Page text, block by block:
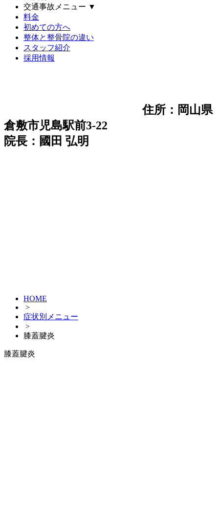
交通事故メニュー ▼
料金
初めての方へ
整体と整骨院の違い
スタッフ紹介
採用情報
住所：岡山県
倉敷市児島駅前3-22
院長：國田 弘明
HOME
>
症状別メニュー
>
膝蓋腱炎
膝蓋腱炎